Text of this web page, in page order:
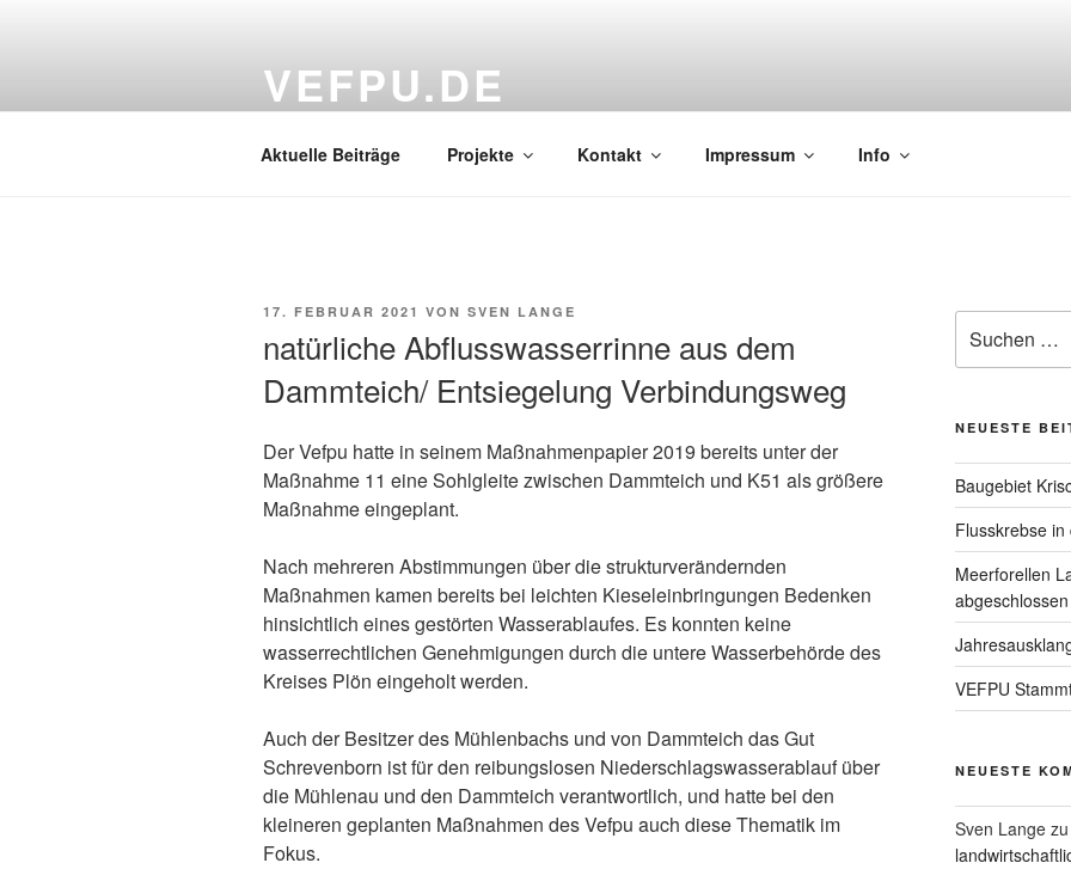
VEFPU.DE
Aktuelle Beiträge Projekte Kontakt Impressum Info
VERÖFFENTLICHT
17. FEBRUAR 2021 VON SVEN LANGE
natürliche Abflusswasserrinne aus dem
Dammteich/ Entsiegelung Verbindungsweg
Der Vefpu hatte in seinem Maßnahmenpapier 2019 bereits unter der
Maßnahme 11 eine Sohlgleite zwischen Dammteich und K51 als größere
Maßnahme eingeplant.
Nach mehreren Abstimmungen über die strukturverändernden
Maßnahmen kamen bereits bei leichten Kieseleinbringungen Bedenken
hinsichtlich eines gestörten Wasserablaufes. Es konnten keine
wasserrechtlichen Genehmigungen durch die untere Wasserbehörde des
Kreises Plön eingeholt werden.
Auch der Besitzer des Mühlenbachs und von Dammteich das Gut
Schrevenborn ist für den reibungslosen Niederschlagswasserablauf über
die Mühlenau und den Dammteich verantwortlich, und hatte bei den
kleineren geplanten Maßnahmen des Vefpu auch diese Thematik im
Fokus.
nach:
NEUESTE
Baugebiet
Flusskrebse
Meerforellen
abgeschlossen
VEFPU
NEUESTE
Sven Lange